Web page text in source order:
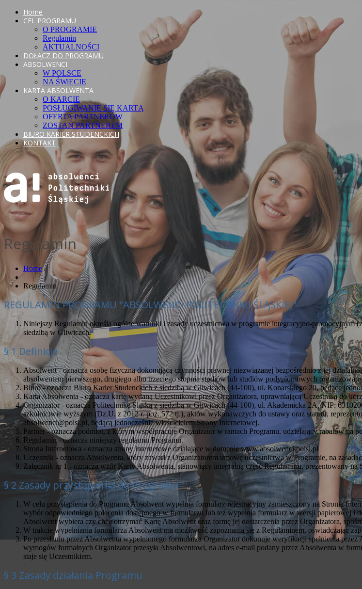
Home
CEL PROGRAMU
O PROGRAMIE
Regulamin
AKTUALNOŚCI
DOŁĄCZ DO PROGRAMU
ABSOLWENCI
W POLSCE
NA ŚWiECIE
KARTA ABSOLWENTA
O KARCIE
POSŁUGIWANIE SIĘ KARTĄ
OFERTA PARTNERÓW
ZOSTAŃ PARTNEREM
BIURO KARIER STUDENCKICH
KONTAKT
Regulamin
Home
Regulamin
REGULAMIN PROGRAMU "ABSOLWENCI POLITECHNIKI ŚLĄSKIEJ"
Niniejszy Regulamin określa ogólne warunki i zasady uczestnictwa w programie integracyjno-promocyjnym
siedzibą w Gliwicach.
§ 1 Definicje
Absolwent - oznacza osobę fizyczną dokonującą czynności prawnej niezwiązanej bezpośrednio z jej
absolwentem pierwszego, drugiego albo trzeciego stopnia studiów lub studiów podyplomowych
Biuro - oznacza Biuro Karier Studenckich z siedzibą w Gliwicach (44-100), ul. Konarskiego 20, będące
Karta Absolwenta - oznacza kartę wydaną Uczestnikowi przez Organizatora, uprawniającą Uczestnika do
Organizator - oznacza Politechnikę Śląską z siedzibą w Gliwicach (44-100), ul. Akademicka 2A, NIP:
szkolnictwie wyższym (Dz.U. z 2012 r. poz. 572 tj.), aktów wykonawczych do ustawy oraz statutu,
absolwenci@polsl.pl, będącą jednocześnie właścicielem Strony Internetowej.
Partner - oznacza podmiot, z którym współpracuje Organizator w ramach Programu, udzielający rabatów na
Regulamin - oznacza niniejszy regulamin Programu.
Strona Internetowa - oznacza strony internetowe działające w domenie www.absolwenci.polsl.pl
Uczestnik - oznacza Absolwenta, który zawarł z Organizatorem umowę uczestnictwa w Programie, na
Załącznik nr 1 - oznacza wzór Karty Absolwenta, stanowiący integralną część Regulaminu, prezentowany
§ 2 Zasady przystąpienia do Programu
W celu przystąpienia do Programu Absolwent wypełnia formularz rejestracyjny zamieszczony na Stronie
wybór odpowiedniego polecenia dostępnego w formularzu lub też wypełnia formularz w wersji papierowej i
Absolwent wybiera czy chce otrzymać Kartę Absolwent oraz formę jej dostarczenia przez Organizatora,
W trakcie wypełniania formularza Absolwent ma możliwość zapoznania się z Regulaminem, oświadczając
Po przesłaniu przez Absolwenta wypełnionego formularza Organizator dokonuje weryfikacji spełnienia
wymogów formalnych Organizator przesyła Absolwentowi, na adres e-mail podany przez Absolwenta w
staje się Uczestnikiem.
§ 3 Zasady działania Programu